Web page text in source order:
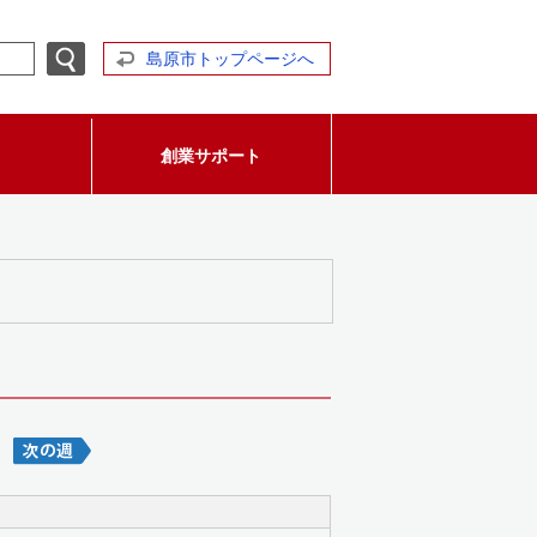
島原市トップページへ
創業サポート